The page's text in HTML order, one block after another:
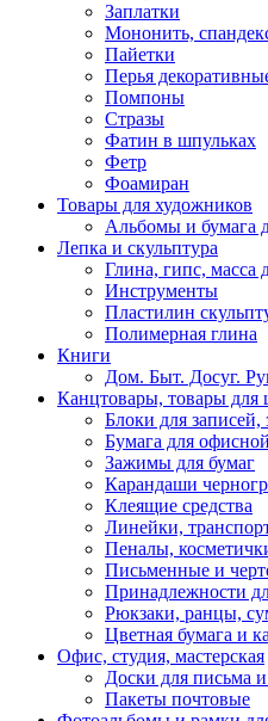
Заплатки
Мононить,
Пайетки
Перья
Помпоны
Стразы
Фатин в шпульках
Фетр
Фоамиран
Товары для художников
Альбомы и бумага
Лепка и скульптура
Глина, гипс, масса
Инструменты
Пластилин
Полимерная глина
Книги
Дом. Быт. Досуг.
Канцтовары, товары для
Блоки для записей,
Бумага для
Зажимы для бумаг
Карандаши
Клеящие средства
Линейки,
Пеналы,
Письменные и
Принадлежности
Рюкзаки, ранцы,
Цветная бумага и
Офис, студия, мастерская
Доски для письма
Пакеты почтовые